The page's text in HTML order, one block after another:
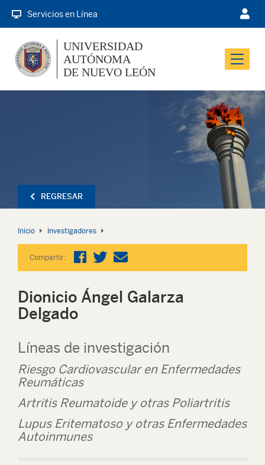
Servicios en Línea
Menu
UNIVERSIDAD
AUTÓNOMA
DE NUEVO LEÓN
REGRESAR
Inicio Investigadores
Compartir:
Dionicio Ángel Galarza
Delgado
Líneas de investigación
Riesgo Cardiovascular en Enfermedades
Reumáticas
Artritis Reumatoide y otras Poliartritis
Lupus Eritematoso y otras Enfermedades
Autoinmunes